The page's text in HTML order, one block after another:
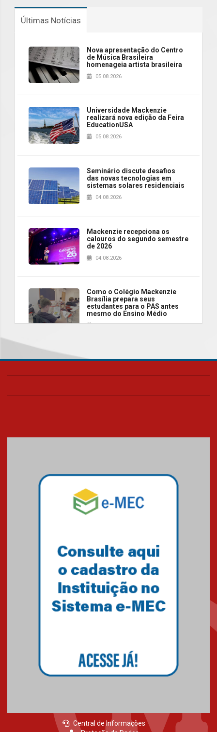
Últimas Notícias
Nova apresentação do Centro
de Música Brasileira
homenageia artista brasileira
05.08.2026
Universidade Mackenzie
realizará nova edição da Feira
EducationUSA
05.08.2026
Seminário discute desafios
das novas tecnologias em
sistemas solares residenciais
04.08.2026
Mackenzie recepciona os
calouros do segundo semestre
de 2026
04.08.2026
Como o Colégio Mackenzie
Brasília prepara seus
estudantes para o PAS antes
mesmo do Ensino Médio
Como os pais podem investir
Professora do Mackenzie é
finalista do Prêmio Jabuti com
obra sobre ética e arquitetura
contemporânea
Semana Internacional
Mackenzie promove parcerias
internacionais
03.08.2026
03.08.2026
Central de Informações